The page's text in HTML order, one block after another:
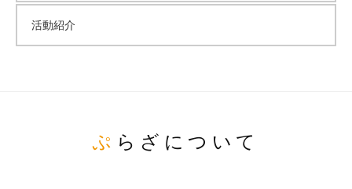
活動紹介
ぷらざについて